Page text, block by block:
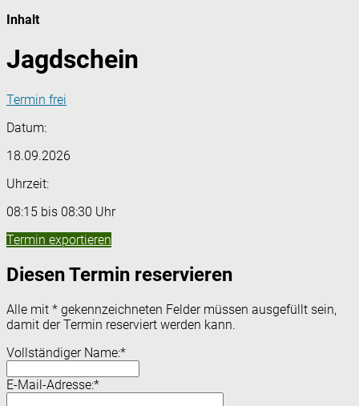
Inhalt
Jagdschein
Termin frei
Datum:
18.09.2026
Uhrzeit:
08:15 bis 08:30 Uhr
Termin exportieren
Diesen Termin reservieren
Alle mit * gekennzeichneten Felder müssen ausgefüllt sein,
damit der Termin reserviert werden kann.
Vollständiger Name:*
E-Mail-Adresse:*